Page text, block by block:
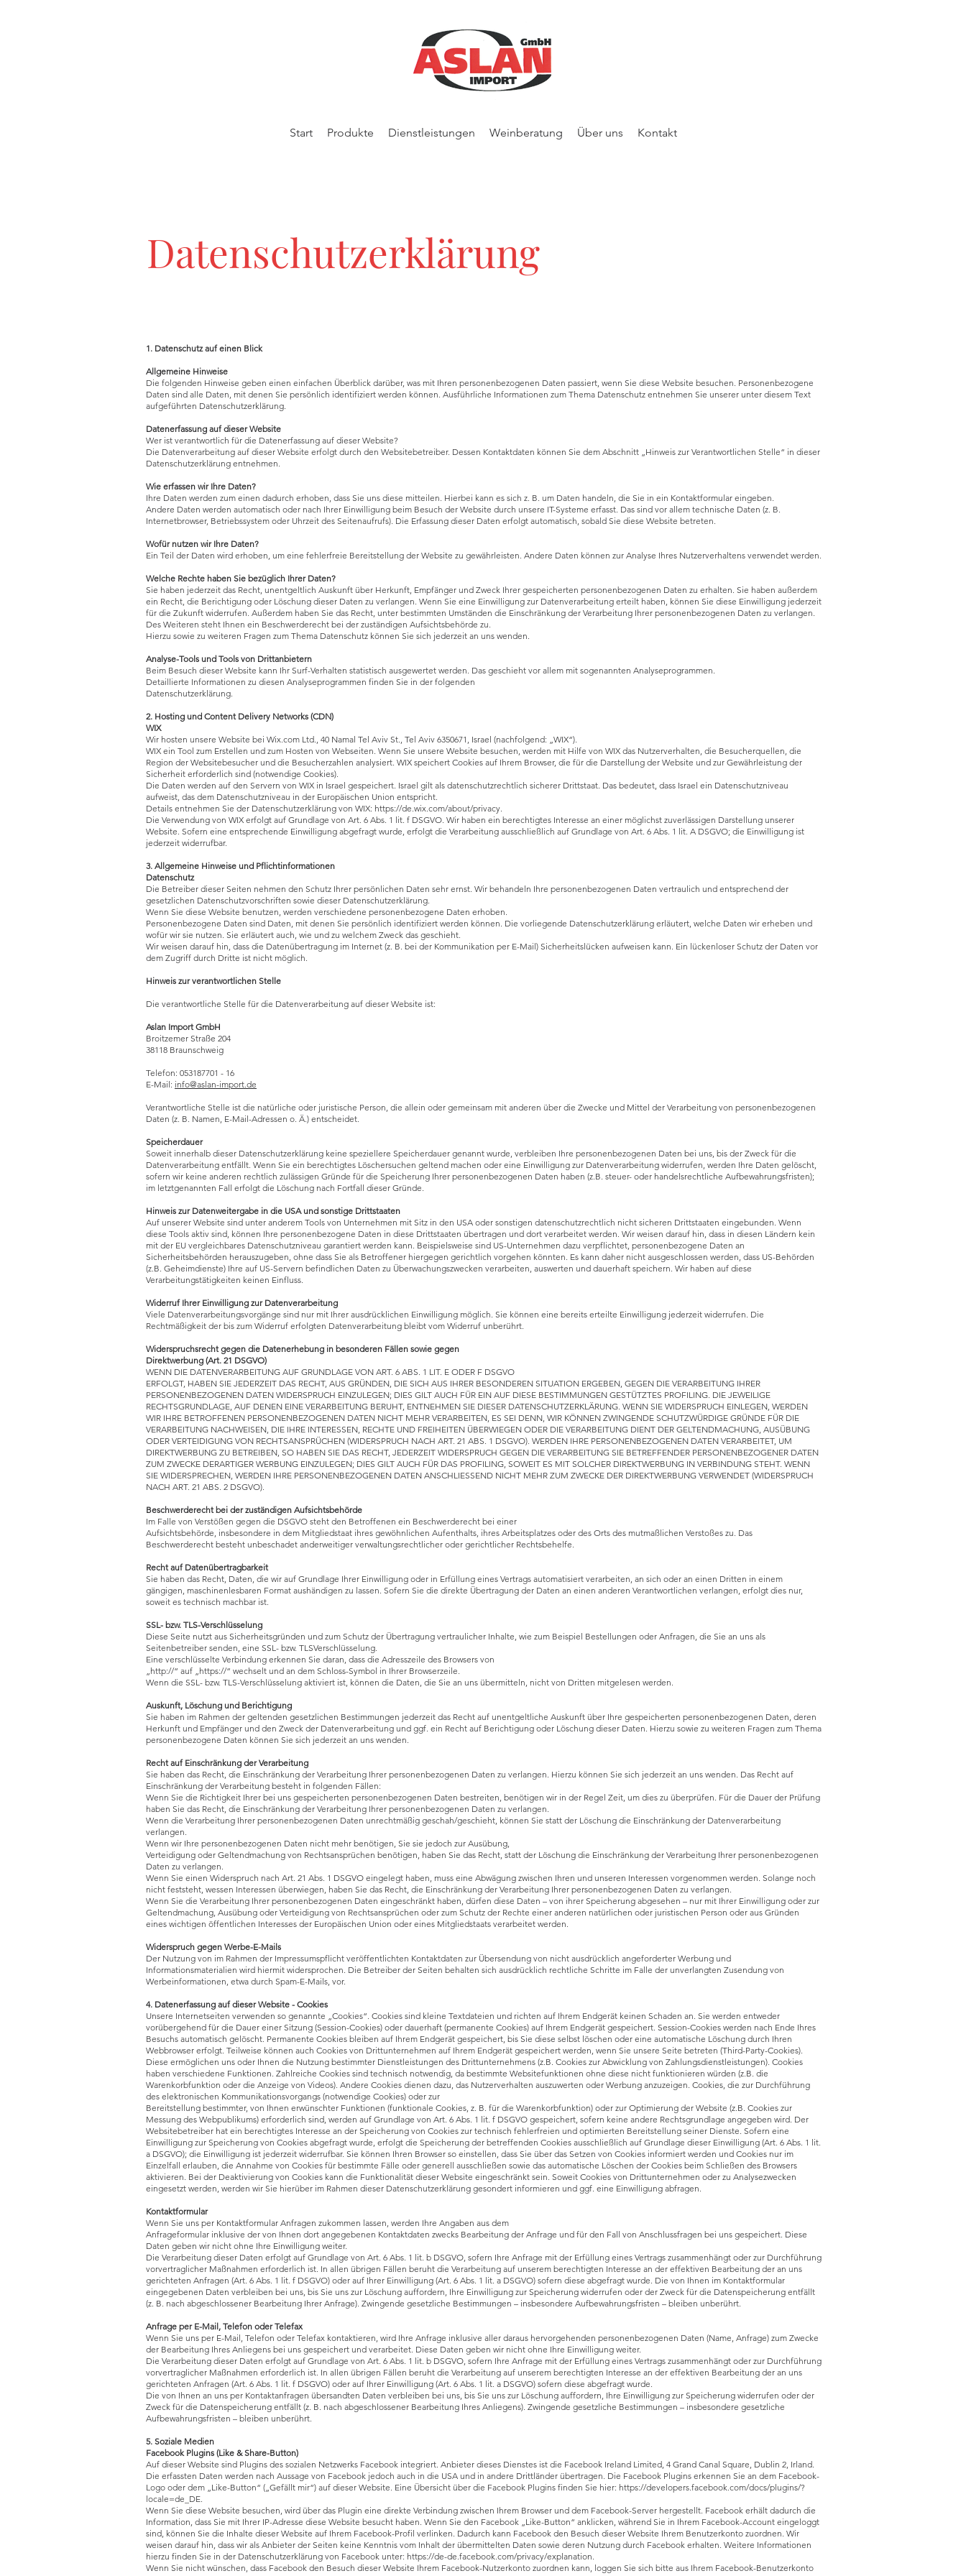
Start Produkte Dienstleistungen Weinberatung Über uns Kontakt
Datenschutzerklärung
1. Datenschutz auf einen Blick
Allgemeine Hinweise
Die folgenden Hinweise geben einen einfachen Überblick darüber, was mit Ihren personenbezogenen Daten passiert, wenn Sie diese Website besuchen. Personenbezogene
Daten sind alle Daten, mit denen Sie persönlich identifiziert werden können. Ausführliche Informationen zum Thema Datenschutz entnehmen Sie unserer unter diesem Text
aufgeführten Datenschutzerklärung.
Datenerfassung auf dieser Website
Wer ist verantwortlich für die Datenerfassung auf dieser Website?
Die Datenverarbeitung auf dieser Website erfolgt durch den Websitebetreiber. Dessen Kontaktdaten können Sie dem Abschnitt „Hinweis zur Verantwortlichen Stelle“ in dieser
Datenschutzerklärung entnehmen.
Wie erfassen wir Ihre Daten?
Ihre Daten werden zum einen dadurch erhoben, dass Sie uns diese mitteilen. Hierbei kann es sich z. B. um Daten handeln, die Sie in ein Kontaktformular eingeben.
Andere Daten werden automatisch oder nach Ihrer Einwilligung beim Besuch der Website durch unsere IT-Systeme erfasst. Das sind vor allem technische Daten (z. B.
Internetbrowser, Betriebssystem oder Uhrzeit des Seitenaufrufs). Die Erfassung dieser Daten erfolgt automatisch, sobald Sie diese Website betreten.
Wofür nutzen wir Ihre Daten?
Ein Teil der Daten wird erhoben, um eine fehlerfreie Bereitstellung der Website zu gewährleisten. Andere Daten können zur Analyse Ihres Nutzerverhaltens verwendet werden.
Welche Rechte haben Sie bezüglich Ihrer Daten?
Sie haben jederzeit das Recht, unentgeltlich Auskunft über Herkunft, Empfänger und Zweck Ihrer gespeicherten personenbezogenen Daten zu erhalten. Sie haben außerdem
ein Recht, die Berichtigung oder Löschung dieser Daten zu verlangen. Wenn Sie eine Einwilligung zur Datenverarbeitung erteilt haben, können Sie diese Einwilligung jederzeit
für die Zukunft widerrufen. Außerdem haben Sie das Recht, unter bestimmten Umständen die Einschränkung der Verarbeitung Ihrer personenbezogenen Daten zu verlangen.
Des Weiteren steht Ihnen ein Beschwerderecht bei der zuständigen Aufsichtsbehörde zu.
Hierzu sowie zu weiteren Fragen zum Thema Datenschutz können Sie sich jederzeit an uns wenden.
Analyse-Tools und Tools von Drittanbietern
Beim Besuch dieser Website kann Ihr Surf-Verhalten statistisch ausgewertet werden. Das geschieht vor allem mit sogenannten Analyseprogrammen.
Detaillierte Informationen zu diesen Analyseprogrammen finden Sie in der folgenden
Datenschutzerklärung.
2. Hosting und Content Delivery Networks (CDN)
WIX
Wir hosten unsere Website bei Wix.com Ltd., 40 Namal Tel Aviv St., Tel Aviv 6350671, Israel (nachfolgend: „WIX“).
WIX ein Tool zum Erstellen und zum Hosten von Webseiten. Wenn Sie unsere Website besuchen, werden mit Hilfe von WIX das Nutzerverhalten, die Besucherquellen, die
Region der Websitebesucher und die Besucherzahlen analysiert. WIX speichert Cookies auf Ihrem Browser, die für die Darstellung der Website und zur Gewährleistung der
Sicherheit erforderlich sind (notwendige Cookies).
Die Daten werden auf den Servern von WIX in Israel gespeichert. Israel gilt als datenschutzrechtlich sicherer Drittstaat. Das bedeutet, dass Israel ein Datenschutzniveau
aufweist, das dem Datenschutzniveau in der Europäischen Union entspricht.
Details entnehmen Sie der Datenschutzerklärung von WIX: https://de.wix.com/about/privacy.
Die Verwendung von WIX erfolgt auf Grundlage von Art. 6 Abs. 1 lit. f DSGVO. Wir haben ein berechtigtes Interesse an einer möglichst zuverlässigen Darstellung unserer
Website. Sofern eine entsprechende Einwilligung abgefragt wurde, erfolgt die Verarbeitung ausschließlich auf Grundlage von Art. 6 Abs. 1 lit. A DSGVO; die Einwilligung ist
jederzeit widerrufbar.
3. Allgemeine Hinweise und Pflichtinformationen
Datenschutz
Die Betreiber dieser Seiten nehmen den Schutz Ihrer persönlichen Daten sehr ernst. Wir behandeln Ihre personenbezogenen Daten vertraulich und entsprechend der
gesetzlichen Datenschutzvorschriften sowie dieser Datenschutzerklärung.
Wenn Sie diese Website benutzen, werden verschiedene personenbezogene Daten erhoben.
Personenbezogene Daten sind Daten, mit denen Sie persönlich identifiziert werden können. Die vorliegende Datenschutzerklärung erläutert, welche Daten wir erheben und
wofür wir sie nutzen. Sie erläutert auch, wie und zu welchem Zweck das geschieht.
Wir weisen darauf hin, dass die Datenübertragung im Internet (z. B. bei der Kommunikation per E-Mail) Sicherheitslücken aufweisen kann. Ein lückenloser Schutz der Daten vor
dem Zugriff durch Dritte ist nicht möglich.
Hinweis zur verantwortlichen Stelle
Die verantwortliche Stelle für die Datenverarbeitung auf dieser Website ist:
Aslan Import GmbH
Broitzemer Straße 204
38118 Braunschweig
Telefon: 053187701 - 16
E-Mail: info@aslan-import.de
Verantwortliche Stelle ist die natürliche oder juristische Person, die allein oder gemeinsam mit anderen über die Zwecke und Mittel der Verarbeitung von personenbezogenen
Daten (z. B. Namen, E-Mail-Adressen o. Ä.) entscheidet.
Speicherdauer
Soweit innerhalb dieser Datenschutzerklärung keine speziellere Speicherdauer genannt wurde, verbleiben Ihre personenbezogenen Daten bei uns, bis der Zweck für die
Datenverarbeitung entfällt. Wenn Sie ein berechtigtes Löschersuchen geltend machen oder eine Einwilligung zur Datenverarbeitung widerrufen, werden Ihre Daten gelöscht,
sofern wir keine anderen rechtlich zulässigen Gründe für die Speicherung Ihrer personenbezogenen Daten haben (z.B. steuer- oder handelsrechtliche Aufbewahrungsfristen);
im letztgenannten Fall erfolgt die Löschung nach Fortfall dieser Gründe.
Hinweis zur Datenweitergabe in die USA und sonstige Drittstaaten
Auf unserer Website sind unter anderem Tools von Unternehmen mit Sitz in den USA oder sonstigen datenschutzrechtlich nicht sicheren Drittstaaten eingebunden. Wenn
diese Tools aktiv sind, können Ihre personenbezogene Daten in diese Drittstaaten übertragen und dort verarbeitet werden. Wir weisen darauf hin, dass in diesen Ländern kein
mit der EU vergleichbares Datenschutzniveau garantiert werden kann. Beispielsweise sind US-Unternehmen dazu verpflichtet, personenbezogene Daten an
Sicherheitsbehörden herauszugeben, ohne dass Sie als Betroffener hiergegen gerichtlich vorgehen könnten. Es kann daher nicht ausgeschlossen werden, dass US-Behörden
(z.B. Geheimdienste) Ihre auf US-Servern befindlichen Daten zu Überwachungszwecken verarbeiten, auswerten und dauerhaft speichern. Wir haben auf diese
Verarbeitungstätigkeiten keinen Einfluss.
Widerruf Ihrer Einwilligung zur Datenverarbeitung
Viele Datenverarbeitungsvorgänge sind nur mit Ihrer ausdrücklichen Einwilligung möglich. Sie können eine bereits erteilte Einwilligung jederzeit widerrufen. Die
Rechtmäßigkeit der bis zum Widerruf erfolgten Datenverarbeitung bleibt vom Widerruf unberührt.
Widerspruchsrecht gegen die Datenerhebung in besonderen Fällen sowie gegen
Direktwerbung (Art. 21 DSGVO)
WENN DIE DATENVERARBEITUNG AUF GRUNDLAGE VON ART. 6 ABS. 1 LIT. E ODER F DSGVO
ERFOLGT, HABEN SIE JEDERZEIT DAS RECHT, AUS GRÜNDEN, DIE SICH AUS IHRER BESONDEREN SITUATION ERGEBEN, GEGEN DIE VERARBEITUNG IHRER
PERSONENBEZOGENEN DATEN WIDERSPRUCH EINZULEGEN; DIES GILT AUCH FÜR EIN AUF DIESE BESTIMMUNGEN GESTÜTZTES PROFILING. DIE JEWEILIGE
RECHTSGRUNDLAGE, AUF DENEN EINE VERARBEITUNG BERUHT, ENTNEHMEN SIE DIESER DATENSCHUTZERKLÄRUNG. WENN SIE WIDERSPRUCH EINLEGEN, WERDEN
WIR IHRE BETROFFENEN PERSONENBEZOGENEN DATEN NICHT MEHR VERARBEITEN, ES SEI DENN, WIR KÖNNEN ZWINGENDE SCHUTZWÜRDIGE GRÜNDE FÜR DIE
VERARBEITUNG NACHWEISEN, DIE IHRE INTERESSEN, RECHTE UND FREIHEITEN ÜBERWIEGEN ODER DIE VERARBEITUNG DIENT DER GELTENDMACHUNG, AUSÜBUNG
ODER VERTEIDIGUNG VON RECHTSANSPRÜCHEN (WIDERSPRUCH NACH ART. 21 ABS. 1 DSGVO). WERDEN IHRE PERSONENBEZOGENEN DATEN VERARBEITET, UM
DIREKTWERBUNG ZU BETREIBEN, SO HABEN SIE DAS RECHT, JEDERZEIT WIDERSPRUCH GEGEN DIE VERARBEITUNG SIE BETREFFENDER PERSONENBEZOGENER DATEN
ZUM ZWECKE DERARTIGER WERBUNG EINZULEGEN; DIES GILT AUCH FÜR DAS PROFILING, SOWEIT ES MIT SOLCHER DIREKTWERBUNG IN VERBINDUNG STEHT. WENN
SIE WIDERSPRECHEN, WERDEN IHRE PERSONENBEZOGENEN DATEN ANSCHLIESSEND NICHT MEHR ZUM ZWECKE DER DIREKTWERBUNG VERWENDET (WIDERSPRUCH
NACH ART. 21 ABS. 2 DSGVO).
Beschwerderecht bei der zuständigen Aufsichtsbehörde
Im Falle von Verstößen gegen die DSGVO steht den Betroffenen ein Beschwerderecht bei einer
Aufsichtsbehörde, insbesondere in dem Mitgliedstaat ihres gewöhnlichen Aufenthalts, ihres Arbeitsplatzes oder des Orts des mutmaßlichen Verstoßes zu. Das
Beschwerderecht besteht unbeschadet anderweitiger verwaltungsrechtlicher oder gerichtlicher Rechtsbehelfe.
Recht auf Datenübertragbarkeit
Sie haben das Recht, Daten, die wir auf Grundlage Ihrer Einwilligung oder in Erfüllung eines Vertrags automatisiert verarbeiten, an sich oder an einen Dritten in einem
gängigen, maschinenlesbaren Format aushändigen zu lassen. Sofern Sie die direkte Übertragung der Daten an einen anderen Verantwortlichen verlangen, erfolgt dies nur,
soweit es technisch machbar ist.
SSL- bzw. TLS-Verschlüsselung
Diese Seite nutzt aus Sicherheitsgründen und zum Schutz der Übertragung vertraulicher Inhalte, wie zum Beispiel Bestellungen oder Anfragen, die Sie an uns als
Seitenbetreiber senden, eine SSL- bzw. TLSVerschlüsselung.
Eine verschlüsselte Verbindung erkennen Sie daran, dass die Adresszeile des Browsers von
„http://“ auf „https://“ wechselt und an dem Schloss-Symbol in Ihrer Browserzeile.
Wenn die SSL- bzw. TLS-Verschlüsselung aktiviert ist, können die Daten, die Sie an uns übermitteln, nicht von Dritten mitgelesen werden.
Auskunft, Löschung und Berichtigung
Sie haben im Rahmen der geltenden gesetzlichen Bestimmungen jederzeit das Recht auf unentgeltliche Auskunft über Ihre gespeicherten personenbezogenen Daten, deren
Herkunft und Empfänger und den Zweck der Datenverarbeitung und ggf. ein Recht auf Berichtigung oder Löschung dieser Daten. Hierzu sowie zu weiteren Fragen zum Thema
personenbezogene Daten können Sie sich jederzeit an uns wenden.
Recht auf Einschränkung der Verarbeitung
Sie haben das Recht, die Einschränkung der Verarbeitung Ihrer personenbezogenen Daten zu verlangen. Hierzu können Sie sich jederzeit an uns wenden. Das Recht auf
Einschränkung der Verarbeitung besteht in folgenden Fällen:
Wenn Sie die Richtigkeit Ihrer bei uns gespeicherten personenbezogenen Daten bestreiten, benötigen wir in der Regel Zeit, um dies zu überprüfen. Für die Dauer der Prüfung
haben Sie das Recht, die Einschränkung der Verarbeitung Ihrer personenbezogenen Daten zu verlangen.
Wenn die Verarbeitung Ihrer personenbezogenen Daten unrechtmäßig geschah/geschieht, können Sie statt der Löschung die Einschränkung der Datenverarbeitung
verlangen.
Wenn wir Ihre personenbezogenen Daten nicht mehr benötigen, Sie sie jedoch zur Ausübung,
Verteidigung oder Geltendmachung von Rechtsansprüchen benötigen, haben Sie das Recht, statt der Löschung die Einschränkung der Verarbeitung Ihrer personenbezogenen
Daten zu verlangen.
Wenn Sie einen Widerspruch nach Art. 21 Abs. 1 DSGVO eingelegt haben, muss eine Abwägung zwischen Ihren und unseren Interessen vorgenommen werden. Solange noch
nicht feststeht, wessen Interessen überwiegen, haben Sie das Recht, die Einschränkung der Verarbeitung Ihrer personenbezogenen Daten zu verlangen.
Wenn Sie die Verarbeitung Ihrer personenbezogenen Daten eingeschränkt haben, dürfen diese Daten – von ihrer Speicherung abgesehen – nur mit Ihrer Einwilligung oder zur
Geltendmachung, Ausübung oder Verteidigung von Rechtsansprüchen oder zum Schutz der Rechte einer anderen natürlichen oder juristischen Person oder aus Gründen
eines wichtigen öffentlichen Interesses der Europäischen Union oder eines Mitgliedstaats verarbeitet werden.
Widerspruch gegen Werbe-E-Mails
Der Nutzung von im Rahmen der Impressumspflicht veröffentlichten Kontaktdaten zur Übersendung von nicht ausdrücklich angeforderter Werbung und
Informationsmaterialien wird hiermit widersprochen. Die Betreiber der Seiten behalten sich ausdrücklich rechtliche Schritte im Falle der unverlangten Zusendung von
Werbeinformationen, etwa durch Spam-E-Mails, vor.
4. Datenerfassung auf dieser Website - Cookies
Unsere Internetseiten verwenden so genannte „Cookies“. Cookies sind kleine Textdateien und richten auf Ihrem Endgerät keinen Schaden an. Sie werden entweder
vorübergehend für die Dauer einer Sitzung (Session-Cookies) oder dauerhaft (permanente Cookies) auf Ihrem Endgerät gespeichert. Session-Cookies werden nach Ende Ihres
Besuchs automatisch gelöscht. Permanente Cookies bleiben auf Ihrem Endgerät gespeichert, bis Sie diese selbst löschen oder eine automatische Löschung durch Ihren
Webbrowser erfolgt. Teilweise können auch Cookies von Drittunternehmen auf Ihrem Endgerät gespeichert werden, wenn Sie unsere Seite betreten (Third-Party-Cookies).
Diese ermöglichen uns oder Ihnen die Nutzung bestimmter Dienstleistungen des Drittunternehmens (z.B. Cookies zur Abwicklung von Zahlungsdienstleistungen). Cookies
haben verschiedene Funktionen. Zahlreiche Cookies sind technisch notwendig, da bestimmte Websitefunktionen ohne diese nicht funktionieren würden (z.B. die
Warenkorbfunktion oder die Anzeige von Videos). Andere Cookies dienen dazu, das Nutzerverhalten auszuwerten oder Werbung anzuzeigen. Cookies, die zur Durchführung
des elektronischen Kommunikationsvorgangs (notwendige Cookies) oder zur
Bereitstellung bestimmter, von Ihnen erwünschter Funktionen (funktionale Cookies, z. B. für die Warenkorbfunktion) oder zur Optimierung der Website (z.B. Cookies zur
Messung des Webpublikums) erforderlich sind, werden auf Grundlage von Art. 6 Abs. 1 lit. f DSGVO gespeichert, sofern keine andere Rechtsgrundlage angegeben wird. Der
Websitebetreiber hat ein berechtigtes Interesse an der Speicherung von Cookies zur technisch fehlerfreien und optimierten Bereitstellung seiner Dienste. Sofern eine
Einwilligung zur Speicherung von Cookies abgefragt wurde, erfolgt die Speicherung der betreffenden Cookies ausschließlich auf Grundlage dieser Einwilligung (Art. 6 Abs. 1 lit.
a DSGVO); die Einwilligung ist jederzeit widerrufbar. Sie können Ihren Browser so einstellen, dass Sie über das Setzen von Cookies informiert werden und Cookies nur im
Einzelfall erlauben, die Annahme von Cookies für bestimmte Fälle oder generell ausschließen sowie das automatische Löschen der Cookies beim Schließen des Browsers
aktivieren. Bei der Deaktivierung von Cookies kann die Funktionalität dieser Website eingeschränkt sein. Soweit Cookies von Drittunternehmen oder zu Analysezwecken
eingesetzt werden, werden wir Sie hierüber im Rahmen dieser Datenschutzerklärung gesondert informieren und ggf. eine Einwilligung abfragen.
Kontaktformular
Wenn Sie uns per Kontaktformular Anfragen zukommen lassen, werden Ihre Angaben aus dem
Anfrageformular inklusive der von Ihnen dort angegebenen Kontaktdaten zwecks Bearbeitung der Anfrage und für den Fall von Anschlussfragen bei uns gespeichert. Diese
Daten geben wir nicht ohne Ihre Einwilligung weiter.
Die Verarbeitung dieser Daten erfolgt auf Grundlage von Art. 6 Abs. 1 lit. b DSGVO, sofern Ihre Anfrage mit der Erfüllung eines Vertrags zusammenhängt oder zur Durchführung
vorvertraglicher Maßnahmen erforderlich ist. In allen übrigen Fällen beruht die Verarbeitung auf unserem berechtigten Interesse an der effektiven Bearbeitung der an uns
gerichteten Anfragen (Art. 6 Abs. 1 lit. f DSGVO) oder auf Ihrer Einwilligung (Art. 6 Abs. 1 lit. a DSGVO) sofern diese abgefragt wurde. Die von Ihnen im Kontaktformular
eingegebenen Daten verbleiben bei uns, bis Sie uns zur Löschung auffordern, Ihre Einwilligung zur Speicherung widerrufen oder der Zweck für die Datenspeicherung entfällt
(z. B. nach abgeschlossener Bearbeitung Ihrer Anfrage). Zwingende gesetzliche Bestimmungen – insbesondere Aufbewahrungsfristen – bleiben unberührt.
Anfrage per E-Mail, Telefon oder Telefax
Wenn Sie uns per E-Mail, Telefon oder Telefax kontaktieren, wird Ihre Anfrage inklusive aller daraus hervorgehenden personenbezogenen Daten (Name, Anfrage) zum Zwecke
der Bearbeitung Ihres Anliegens bei uns gespeichert und verarbeitet. Diese Daten geben wir nicht ohne Ihre Einwilligung weiter.
Die Verarbeitung dieser Daten erfolgt auf Grundlage von Art. 6 Abs. 1 lit. b DSGVO, sofern Ihre Anfrage mit der Erfüllung eines Vertrags zusammenhängt oder zur Durchführung
vorvertraglicher Maßnahmen erforderlich ist. In allen übrigen Fällen beruht die Verarbeitung auf unserem berechtigten Interesse an der effektiven Bearbeitung der an uns
gerichteten Anfragen (Art. 6 Abs. 1 lit. f DSGVO) oder auf Ihrer Einwilligung (Art. 6 Abs. 1 lit. a DSGVO) sofern diese abgefragt wurde.
Die von Ihnen an uns per Kontaktanfragen übersandten Daten verbleiben bei uns, bis Sie uns zur Löschung auffordern, Ihre Einwilligung zur Speicherung widerrufen oder der
Zweck für die Datenspeicherung entfällt (z. B. nach abgeschlossener Bearbeitung Ihres Anliegens). Zwingende gesetzliche Bestimmungen – insbesondere gesetzliche
Aufbewahrungsfristen – bleiben unberührt.
5. Soziale Medien
Facebook Plugins (Like & Share-Button)
Auf dieser Website sind Plugins des sozialen Netzwerks Facebook integriert. Anbieter dieses Dienstes ist die Facebook Ireland Limited, 4 Grand Canal Square, Dublin 2, Irland.
Die erfassten Daten werden nach Aussage von Facebook jedoch auch in die USA und in andere Drittländer übertragen. Die Facebook Plugins erkennen Sie an dem Facebook-
Logo oder dem „Like-Button“ („Gefällt mir“) auf dieser Website. Eine Übersicht über die Facebook Plugins finden Sie hier: https://developers.facebook.com/docs/plugins/?
locale=de_DE.
Wenn Sie diese Website besuchen, wird über das Plugin eine direkte Verbindung zwischen Ihrem Browser und dem Facebook-Server hergestellt. Facebook erhält dadurch die
Information, dass Sie mit Ihrer IP-Adresse diese Website besucht haben. Wenn Sie den Facebook „Like-Button“ anklicken, während Sie in Ihrem Facebook-Account eingeloggt
sind, können Sie die Inhalte dieser Website auf Ihrem Facebook-Profil verlinken. Dadurch kann Facebook den Besuch dieser Website Ihrem Benutzerkonto zuordnen. Wir
weisen darauf hin, dass wir als Anbieter der Seiten keine Kenntnis vom Inhalt der übermittelten Daten sowie deren Nutzung durch Facebook erhalten. Weitere Informationen
hierzu finden Sie in der Datenschutzerklärung von Facebook unter: https://de-de.facebook.com/privacy/explanation.
Wenn Sie nicht wünschen, dass Facebook den Besuch dieser Website Ihrem Facebook-Nutzerkonto zuordnen kann, loggen Sie sich bitte aus Ihrem Facebook-Benutzerkonto